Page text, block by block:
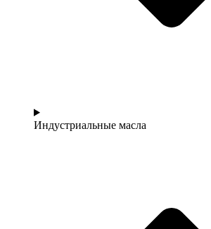
Индустриальные масла